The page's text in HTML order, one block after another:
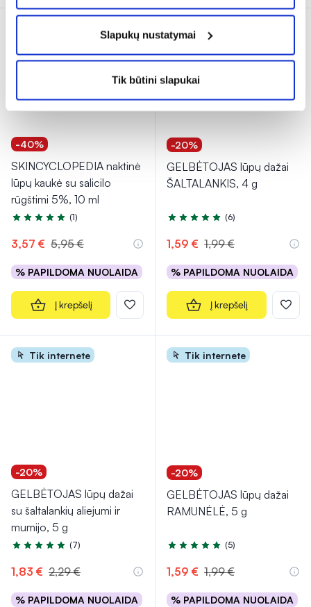
Slapukų nustatymai
Tik būtini slapukai
-40%
SKINCYCLOPEDIA naktinė
lūpų kaukė su salicilo
rūgštimi 5%, 10 ml
Įvertinimas 5.0 iš 5
(1)
3,57 € 5,95 €
% PAPILDOMA NUOLAIDA
Į krepšelį
-20%
GELBĖTOJAS lūpų dažai
ŠALTALANKIS, 4 g
Įvertinimas 4.8 iš 5
(6)
1,59 € 1,99 €
% PAPILDOMA NUOLAIDA
Į krepšelį
Tik internete
-20%
GELBĖTOJAS lūpų dažai
su šaltalankių aliejumi ir
mumijo, 5 g
Įvertinimas 5.0 iš 5
(7)
1,83 € 2,29 €
% PAPILDOMA NUOLAIDA
Tik internete
-20%
GELBĖTOJAS lūpų dažai
RAMUNĖLĖ, 5 g
Įvertinimas 4.8 iš 5
(5)
1,59 € 1,99 €
% PAPILDOMA NUOLAIDA